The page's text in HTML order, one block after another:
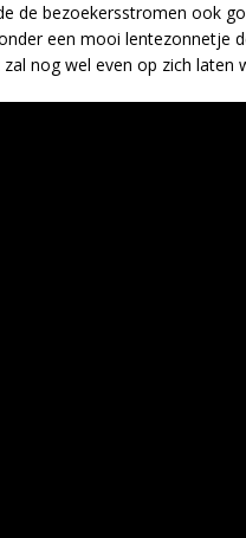
de bezoekersstromen ook
een mooi lentezonnetje
nog wel even op zich laten